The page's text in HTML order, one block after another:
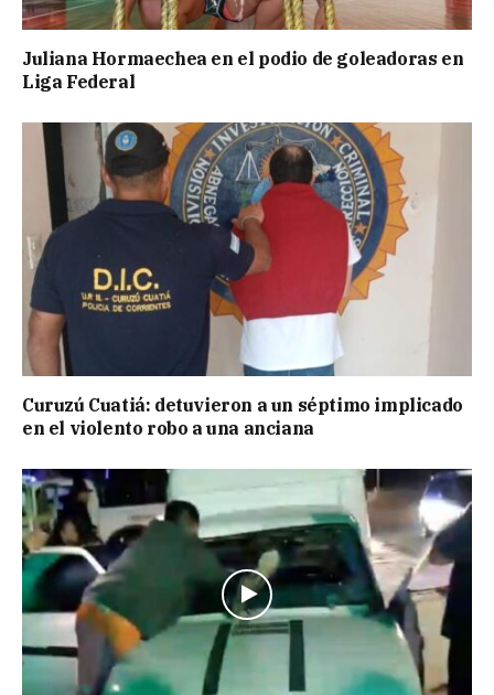
Juliana Hormaechea en el podio de goleadoras en
Liga Federal
Curuzú Cuatiá: detuvieron a un séptimo implicado
en el violento robo a una anciana